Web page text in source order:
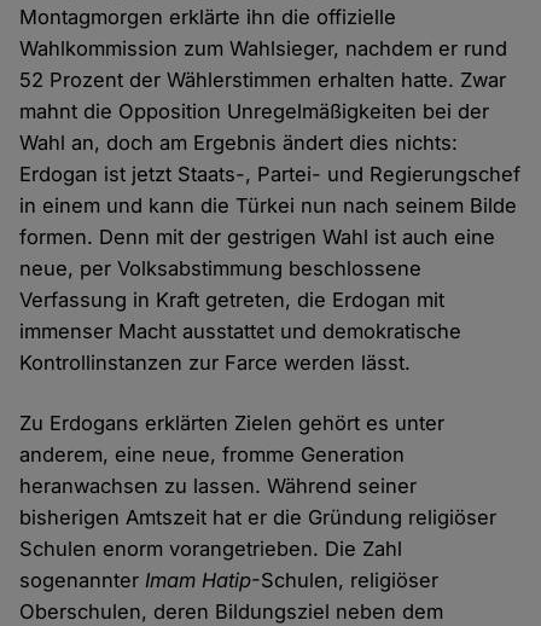
Montagmorgen erklärte ihn die offizielle
Wahlkommission zum Wahlsieger, nachdem er rund
52 Prozent der Wählerstimmen erhalten hatte. Zwar
mahnt die Opposition Unregelmäßigkeiten bei der
Wahl an, doch am Ergebnis ändert dies nichts:
Erdogan ist jetzt Staats-, Partei- und Regierungschef
in einem und kann die Türkei nun nach seinem Bilde
formen. Denn mit der gestrigen Wahl ist auch eine
neue, per Volksabstimmung beschlossene
Verfassung in Kraft getreten, die Erdogan mit
immenser Macht ausstattet und demokratische
Kontrollinstanzen zur Farce werden lässt.
Zu Erdogans erklärten Zielen gehört es unter
anderem, eine neue, fromme Generation
heranwachsen zu lassen. Während seiner
bisherigen Amtszeit hat er die Gründung religiöser
Schulen enorm vorangetrieben. Die Zahl
sogenannterImam Hatip-Schulen, religiöser
Oberschulen, deren Bildungsziel neben dem